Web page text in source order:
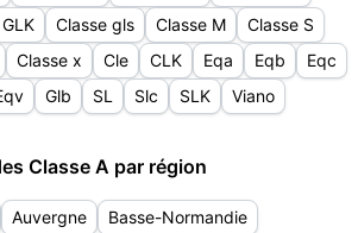
Classe gls Classe M
Classe S
Classe x Cle CLK Eqa Eqb
Eqc
Glb SL Slc SLK Viano
Classe A par région
Auvergne
Basse-Normandie